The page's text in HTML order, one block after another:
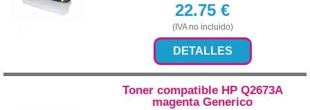
22.75 €
(IVA no incluido)
DETALLES
Toner compatible HP Q2673A
magenta Generico